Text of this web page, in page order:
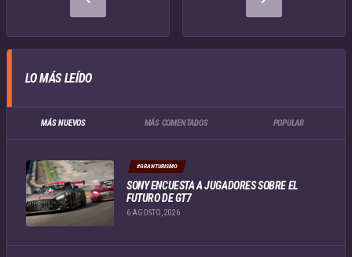
LO MÁS LEÍDO
MÁS NUEVOS MÁS COMENTADOS POPULAR
#GRANTURISMO
SONY ENCUESTA A JUGADORES SOBRE EL
FUTURO DE GT7
6 AGOSTO, 2026